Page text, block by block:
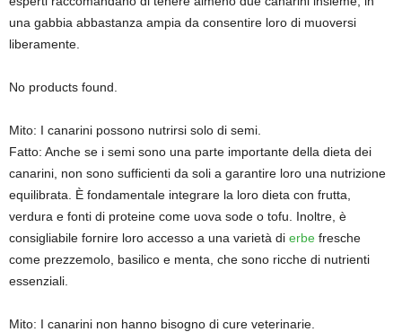
una gabbia abbastanza ampia da consentire loro di muoversi
liberamente.
No products found.
Mito: I canarini possono nutrirsi solo di semi.
Fatto: Anche se i semi sono una parte importante della dieta dei
canarini, non sono sufficienti da soli a garantire loro una nutrizione
equilibrata. È fondamentale integrare la loro dieta con frutta,
verdura e fonti di proteine come uova sode o tofu. Inoltre, è
consigliabile fornire loro accesso a una varietà di erbe fresche
come prezzemolo, basilico e menta, che sono ricche di nutrienti
essenziali.
Mito: I canarini non hanno bisogno di cure veterinarie.